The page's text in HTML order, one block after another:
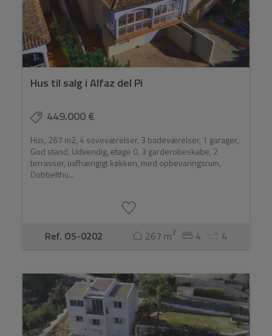
Hus til salg i Alfaz del Pi
449.000 €
Hus, 267 m2, 4 soveværelser, 3 badeværelser, 1 garager,
God stand, Udvendig, etage 0, 3 garderobeskabe, 2
terrasser, uafhængigt køkken, med opbevaringsrum,
Dobbelthu...
Ref. OS-0202 267 m2 4 4